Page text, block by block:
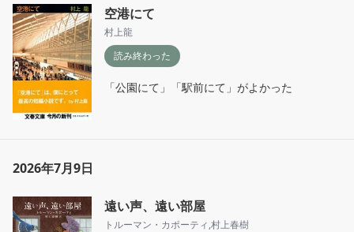
空港にて
村上龍
読み終わった
「公園にて」「駅前にて」がよかった
2026年7月9日
遠い声、遠い部屋
トルーマン・カポーティ,村上春樹